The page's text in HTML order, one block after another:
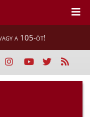
a 105-öt!